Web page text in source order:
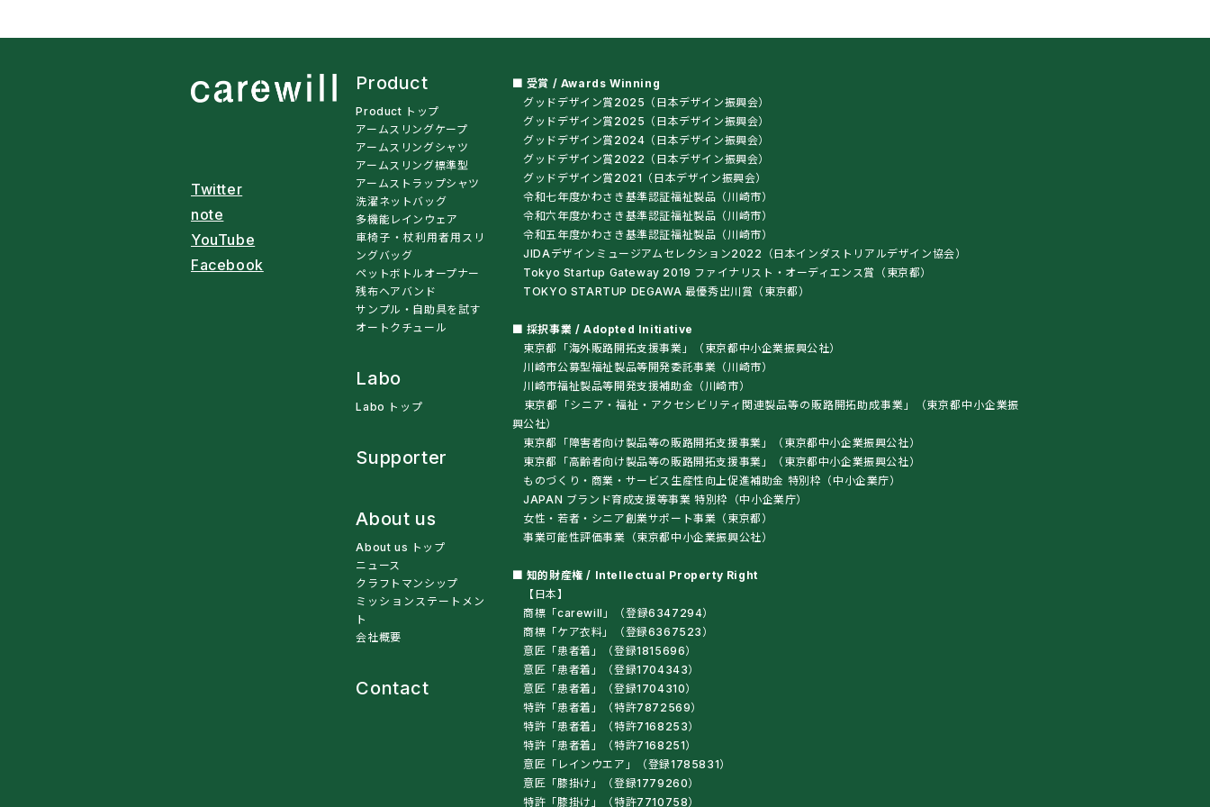
Product
Product トップ
アームスリングケープ
アームスリングシャツ
アームスリング標準型
アームストラップシャツ
洗濯ネットバッグ
多機能レインウェア
車椅子・杖利用者用スリ
ングバッグ
ペットボトルオープナー
残布ヘアバンド
サンプル・自助具を試す
オートクチュール
Labo
Labo トップ
Supporter
About us
About us トップ
ニュース
クラフトマンシップ
ミッションステートメン
ト
会社概要
Contact
■ 受賞 / Awards Winning
グッドデザイン賞2025（日本デザイン振興会）
グッドデザイン賞2025（日本デザイン振興会）
グッドデザイン賞2024（日本デザイン振興会）
グッドデザイン賞2022（日本デザイン振興会）
グッドデザイン賞2021（日本デザイン振興会）
令和七年度かわさき基準認証福祉製品（川崎市）
令和六年度かわさき基準認証福祉製品（川崎市）
令和五年度かわさき基準認証福祉製品（川崎市）
JIDAデザインミュージアムセレクション2022（日本インダストリアルデザイン協会）
Tokyo Startup Gateway 2019 ファイナリスト・オーディエンス賞（東京都）
TOKYO STARTUP DEGAWA 最優秀出川賞（東京都）
■ 採択事業 / Adopted Initiative
東京都「海外販路開拓支援事業」（東京都中小企業振興公社）
川崎市公募型福祉製品等開発委託事業（川崎市）
川崎市福祉製品等開発支援補助金（川崎市）
東京都「シニア・福祉・アクセシビリティ関連製品等の販路開拓助成事業」（東京都中小企業振
興公社）
東京都「障害者向け製品等の販路開拓支援事業」（東京都中小企業振興公社）
東京都「高齢者向け製品等の販路開拓支援事業」（東京都中小企業振興公社）
ものづくり・商業・サービス生産性向上促進補助金 特別枠（中小企業庁）
JAPAN ブランド育成支援等事業 特別枠（中小企業庁）
女性・若者・シニア創業サポート事業（東京都）
事業可能性評価事業（東京都中小企業振興公社）
■ 知的財産権 / Intellectual Property Right
【日本】
商標「carewill」（登録6347294）
商標「ケア衣料」（登録6367523）
意匠「患者着」（登録1815696）
意匠「患者着」（登録1704343）
意匠「患者着」（登録1704310）
特許「患者着」（特許7872569）
特許「患者着」（特許7168253）
特許「患者着」（特許7168251）
意匠「レインウエア」（登録1785831）
意匠「膝掛け」（登録1779260）
特許「膝掛け」（特許7710758）
Twitter
note
YouTube
Facebook